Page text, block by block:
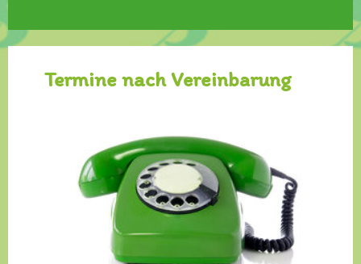
Termine nach Vereinbarung